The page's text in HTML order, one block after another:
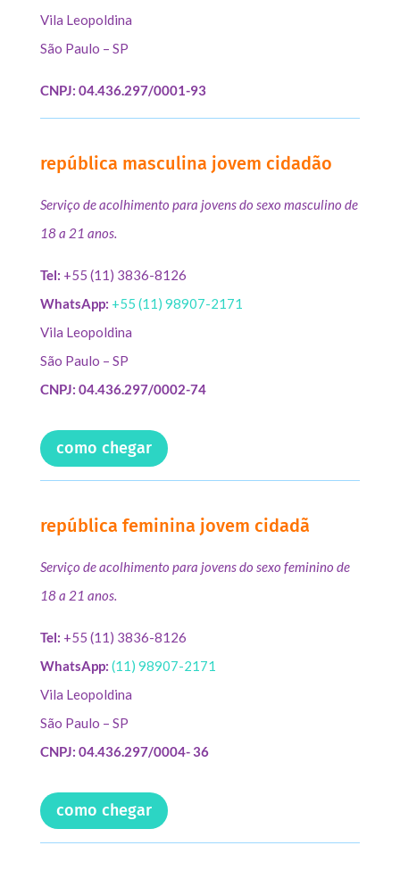
Vila Leopoldina
São Paulo – SP
CNPJ: 04.436.297/0001-93
república masculina jovem cidadão
Serviço de acolhimento para jovens do sexo masculino de
18 a 21 anos.
Tel: +55 (11) 3836-8126
WhatsApp: +55 (11) 98907-2171
Vila Leopoldina
São Paulo – SP
CNPJ: 04.436.297/0002-74
como chegar
república feminina jovem cidadã
Serviço de acolhimento para jovens do sexo feminino de
18 a 21 anos.
Tel: +55 (11) 3836-8126
WhatsApp: (11) 98907-2171
Vila Leopoldina
São Paulo – SP
CNPJ: 04.436.297/0004- 36
como chegar